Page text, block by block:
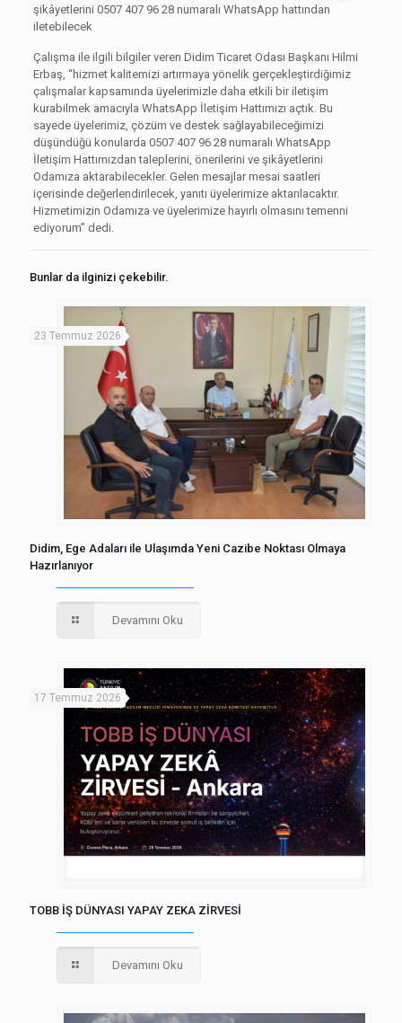
şikâyetlerini 0507 407 96 28 numaralı WhatsApp hattından
iletebilecek
Çalışma ile ilgili bilgiler veren Didim Ticaret Odası Başkanı Hilmi
Erbaş, “hizmet kalitemizi artırmaya yönelik gerçekleştirdiğimiz
çalışmalar kapsamında üyelerimizle daha etkili bir iletişim
kurabilmek amacıyla WhatsApp İletişim Hattımızı açtık. Bu
sayede üyelerimiz, çözüm ve destek sağlayabileceğimizi
düşündüğü konularda 0507 407 96 28 numaralı WhatsApp
İletişim Hattımızdan taleplerini, önerilerini ve şikâyetlerini
Odamıza aktarabilecekler. Gelen mesajlar mesai saatleri
içerisinde değerlendirilecek, yanıtı üyelerimize aktarılacaktır.
Hizmetimizin Odamıza ve üyelerimize hayırlı olmasını temenni
ediyorum” dedi.
Bunlar da ilginizi çekebilir.
23 Temmuz 2026
Didim, Ege Adaları ile Ulaşımda Yeni Cazibe Noktası Olmaya
Hazırlanıyor
Devamını Oku
17 Temmuz 2026
TOBB İŞ DÜNYASI YAPAY ZEKA ZİRVESİ
Devamını Oku